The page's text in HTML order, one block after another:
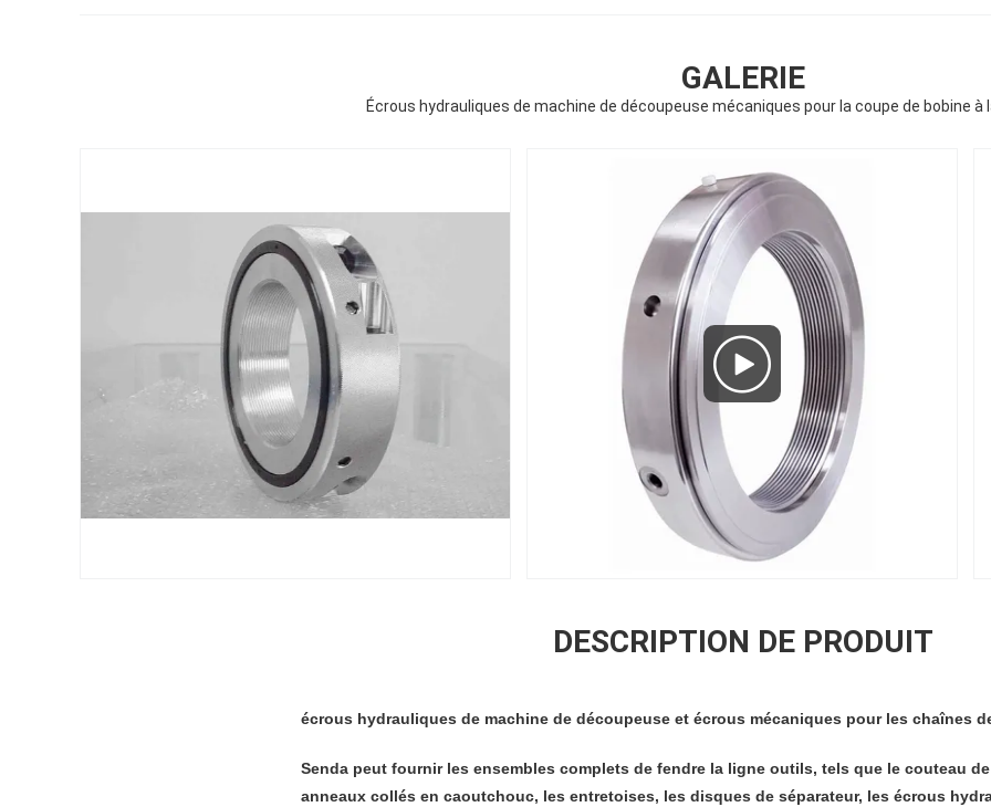
GALERIE
Écrous hydrauliques de machine de découpeuse mécaniques pour la coupe de bobine à
DESCRIPTION DE PRODUIT
écrous hydrauliques de machine de découpeuse et écrous mécaniques pour les chaînes
Senda peut fournir les ensembles complets de fendre la ligne outils, tels que le couteau
anneaux collés en caoutchouc, les entretoises, les disques de séparateur, les écrous